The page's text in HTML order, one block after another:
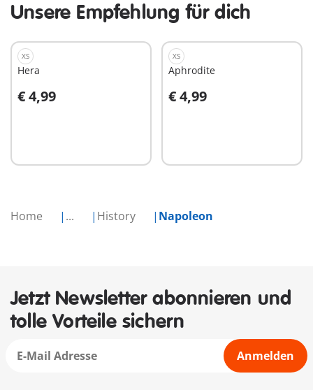
Home ... History Napoleon
Unsere Empfehlung für dich
XS
Hera
€ 4,99
In den Warenkorb
XS
Aphrodite
€ 4,99
In den Warenkorb
Jetzt Newsletter abonnieren und
tolle Vorteile sichern
Anmelden